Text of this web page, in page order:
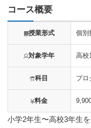
コース概要
授業形式 個別
対象学年 高校
科目 プロ
料金
小学2年生〜高校3年生